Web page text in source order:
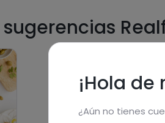
sugerencias
¡Hola de
¿Aún no tienes